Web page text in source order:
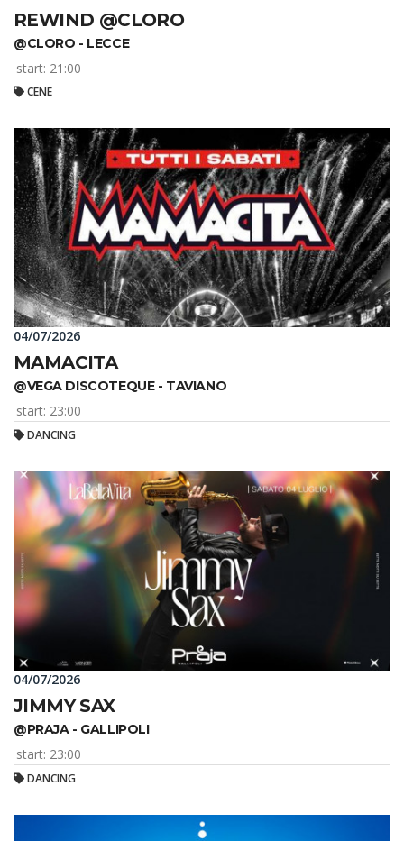
REWIND @CLORO
@CLORO - LECCE
start: 21:00
CENE
04/07/2026
MAMACITA
@VEGA DISCOTEQUE - TAVIANO
start: 23:00
DANCING
04/07/2026
JIMMY SAX
@PRAJA - GALLIPOLI
start: 23:00
DANCING